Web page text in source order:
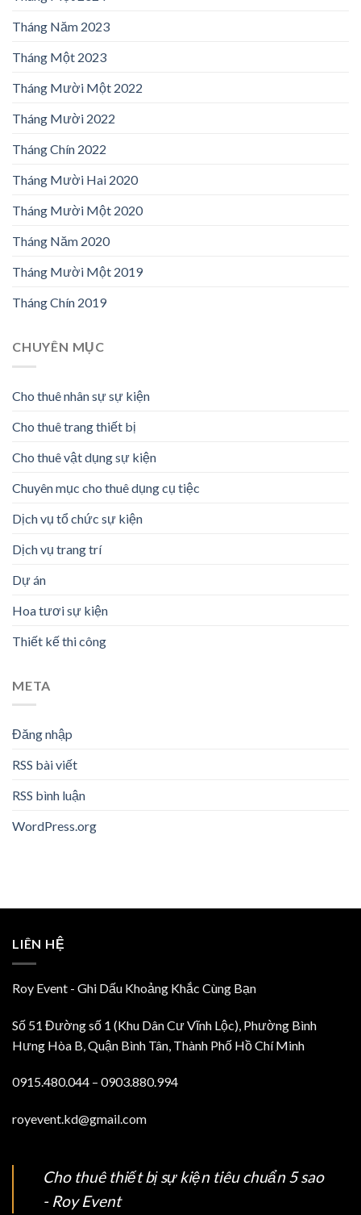
Tháng Năm 2023
Tháng Một 2023
Tháng Mười Một 2022
Tháng Mười 2022
Tháng Chín 2022
Tháng Mười Hai 2020
Tháng Mười Một 2020
Tháng Năm 2020
Tháng Mười Một 2019
Tháng Chín 2019
CHUYÊN MỤC
Cho thuê nhân sự sự kiện
Cho thuê trang thiết bị
Cho thuê vật dụng sự kiện
Chuyên mục cho thuê dụng cụ tiệc
Dịch vụ tổ chức sự kiện
Dịch vụ trang trí
Dự án
Hoa tươi sự kiện
Thiết kế thi công
META
Đăng nhập
RSS bài viết
RSS bình luận
WordPress.org
LIÊN HỆ
Roy Event - Ghi Dấu Khoảng Khắc Cùng Bạn
Số 51 Đường số 1 (Khu Dân Cư Vĩnh Lộc), Phường Bình
Hưng Hòa B, Quận Bình Tân, Thành Phố Hồ Chí Minh
0915.480.044 – 0903.880.994
royevent.kd@gmail.com
Cho thuê thiết bị sự kiện tiêu chuẩn 5 sao
- Roy Event